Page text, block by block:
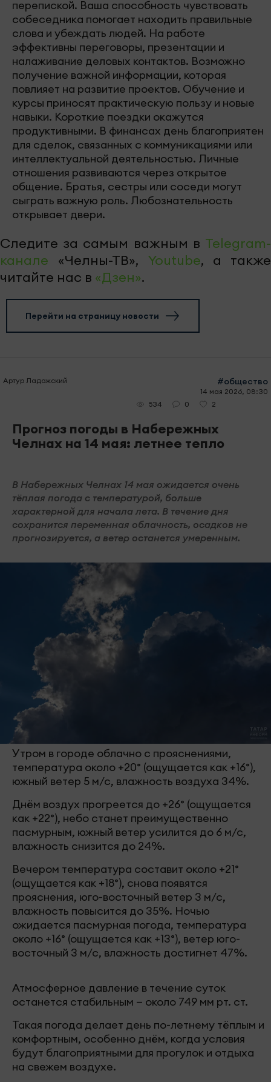
перепиской. Ваша способность чувствовать
собеседника помогает находить правильные
слова и убеждать людей. На работе
эффективны переговоры, презентации и
налаживание деловых контактов. Возможно
получение важной информации, которая
повлияет на развитие проектов. Обучение и
курсы приносят практическую пользу и новые
навыки. Короткие поездки окажутся
продуктивными. В финансах день благоприятен
для сделок, связанных с коммуникациями или
интеллектуальной деятельностью. Личные
отношения развиваются через открытое
общение. Братья, сестры или соседи могут
сыграть важную роль. Любознательность
открывает двери.
Следите за самым важным в Telegram-
канале «Челны-ТВ», Youtube, а также
читайте нас в «Дзен».
Перейти на страницу новости
Артур Ладожский #общество
14 мая 2026, 08:30
534
0 2
Прогноз погоды в Набережных
Челнах на 14 мая: летнее тепло
В Набережных Челнах 14 мая ожидается очень
тёплая погода с температурой, больше
характерной для начала лета. В течение дня
сохранится переменная облачность, осадков не
прогнозируется, а ветер останется умеренным.
Утром в городе облачно с прояснениями,
температура около +20° (ощущается как +16°),
южный ветер 5 м/с, влажность воздуха 34%.
Днём воздух прогреется до +26° (ощущается
как +22°), небо станет преимущественно
пасмурным, южный ветер усилится до 6 м/с,
влажность снизится до 24%.
Вечером температура составит около +21°
(ощущается как +18°), снова появятся
прояснения, юго-восточный ветер 3 м/с,
влажность повысится до 35%. Ночью
ожидается пасмурная погода, температура
около +16° (ощущается как +13°), ветер юго-
восточный 3 м/с, влажность достигнет 47%.
Атмосферное давление в течение суток
останется стабильным — около 749 мм рт. ст.
Такая погода делает день по-летнему тёплым и
комфортным, особенно днём, когда условия
будут благоприятными для прогулок и отдыха
на свежем воздухе.